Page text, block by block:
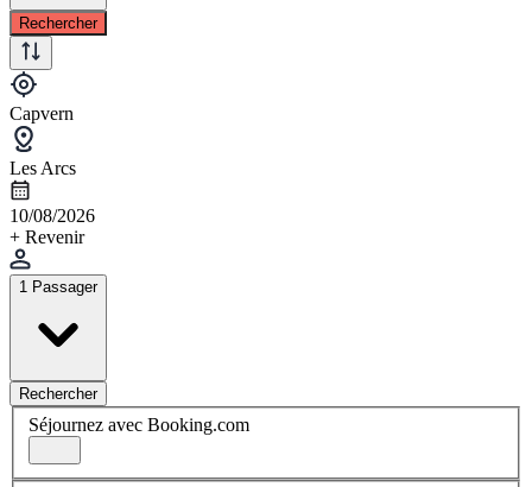
Rechercher
Capvern
Les Arcs
10/08/2026
+ Revenir
1 Passager
Rechercher
Séjournez avec Booking.com